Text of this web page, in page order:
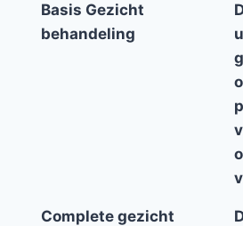
Basis Gezicht
behandeling
Complete gezicht